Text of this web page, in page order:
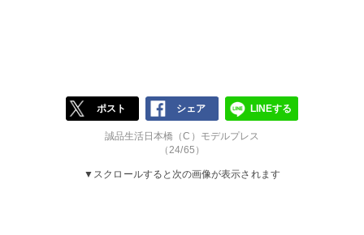
ポスト シェア LINEする
誠品生活日本橋（C）モデルプレス
（24/65）
▼スクロールすると次の画像が表示されます